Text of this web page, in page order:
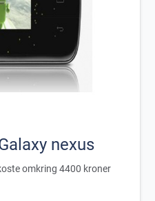
nexus
omkring 4400 kroner